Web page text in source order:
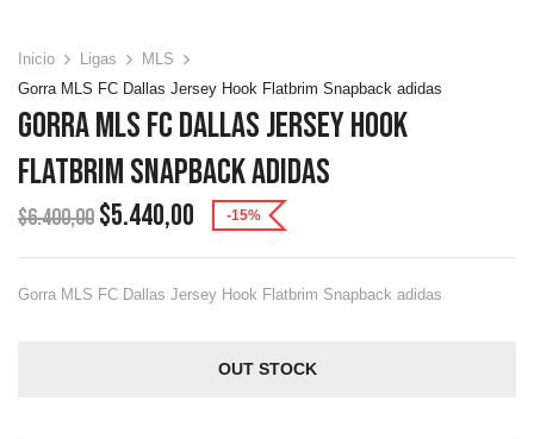
Inicio Ligas
MLS
Gorra MLS FC Dallas Jersey Hook Flatbrim Snapback adidas
Gorra MLS FC Dallas Jersey Hook
Flatbrim Snapback Adidas
$6.400,00 $5.440,00 -15%
Gorra MLS FC Dallas Jersey Hook Flatbrim Snapback adidas
OUT STOCK